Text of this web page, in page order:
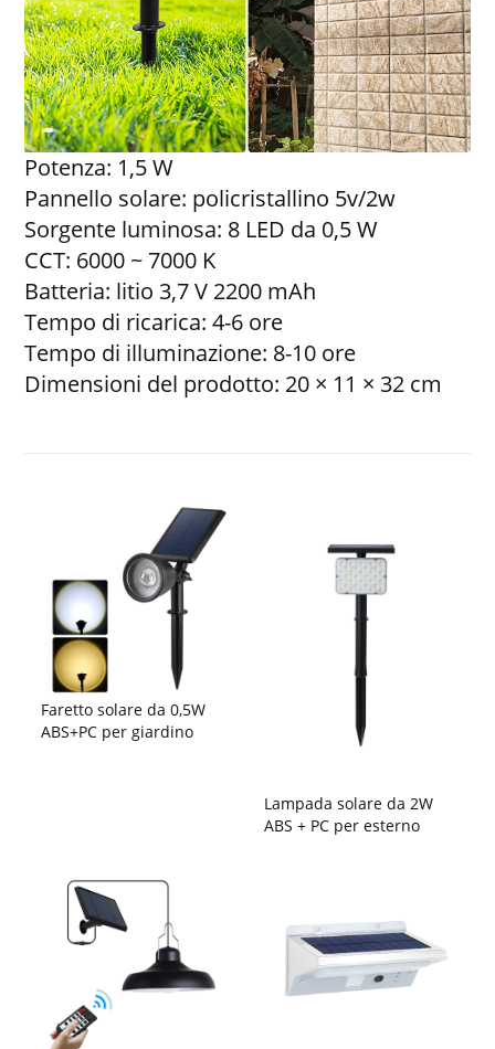
Potenza: 1,5 W
Pannello solare: policristallino 5v/2w
Sorgente luminosa: 8 LED da 0,5 W
CCT: 6000 ~ 7000 K
Batteria: litio 3,7 V 2200 mAh
Tempo di ricarica: 4-6 ore
Tempo di illuminazione: 8-10 ore
Dimensioni del prodotto: 20 × 11 × 32 cm
Faretto solare da 0,5W
ABS+PC per giardino
Lampada solare da 2W
ABS + PC per esterno